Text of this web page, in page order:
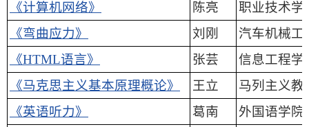
《计算机网络》
陈亮
职业技术学
《弯曲应力》
刘刚
汽车机械工
《HTML语言》
张芸
信息工程学
《马克思主义基本原理概论》
王立
马列主义教
《英语听力》
葛南
外国语学院